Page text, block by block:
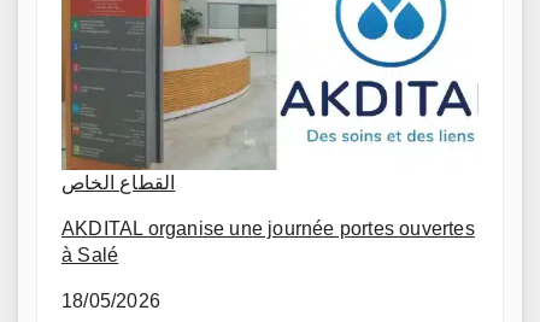
القطاع الخاص
AKDITAL organise une journée portes ouvertes
à Salé
18/05/2026